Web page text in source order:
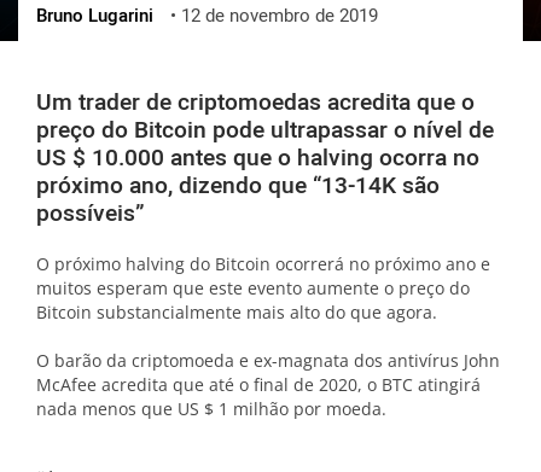
ქართული
vietnamese
Bruno Lugarini • 12 de novembro de 2019
Um trader de criptomoedas acredita que o
preço do Bitcoin pode ultrapassar o nível de
US $ 10.000 antes que o halving ocorra no
próximo ano, dizendo que “13-14K são
possíveis”
O próximo halving do Bitcoin ocorrerá no próximo ano e
muitos esperam que este evento aumente o preço do
Bitcoin substancialmente mais alto do que agora.
O barão da criptomoeda e ex-magnata dos antivírus John
McAfee acredita que até o final de 2020, o BTC atingirá
nada menos que US $ 1 milhão por moeda.